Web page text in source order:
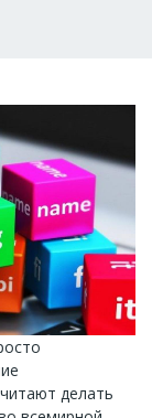
делать